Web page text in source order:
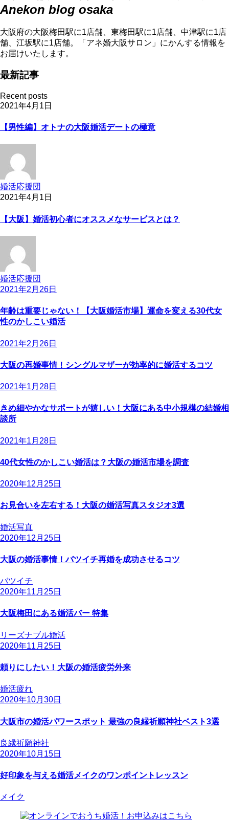
Anekon blog osaka
大阪府の大阪梅田駅に1店舗、東梅田駅に1店舗、中津駅に1店
舗、江坂駅に1店舗。「アネ婚大阪サロン」にかんする情報を
お届けいたします。
最新記事
Recent posts
2021年4月1日
【男性編】オトナの大阪婚活デートの極意
婚活応援団
2021年4月1日
【大阪】婚活初心者にオススメなサービスとは？
婚活応援団
2021年2月26日
年齢は重要じゃない！【大阪婚活市場】運命を変える30代女
性のかしこい婚活
2021年2月26日
大阪の再婚事情！シングルマザーが効率的に婚活するコツ
2021年1月28日
きめ細やかなサポートが嬉しい！大阪にある中小規模の結婚相
談所
2021年1月28日
40代女性のかしこい婚活は？大阪の婚活市場を調査
2020年12月25日
お見合いを左右する！大阪の婚活写真スタジオ3選
婚活写真
2020年12月25日
大阪の婚活事情！バツイチ再婚を成功させるコツ
バツイチ
2020年11月25日
大阪梅田にある婚活バー 特集
リーズナブル婚活
2020年11月25日
頼りにしたい！大阪の婚活疲労外来
婚活疲れ
2020年10月30日
大阪市の婚活パワースポット 最強の良縁祈願神社ベスト3選
良縁祈願神社
2020年10月15日
好印象を与える婚活メイクのワンポイントレッスン
メイク